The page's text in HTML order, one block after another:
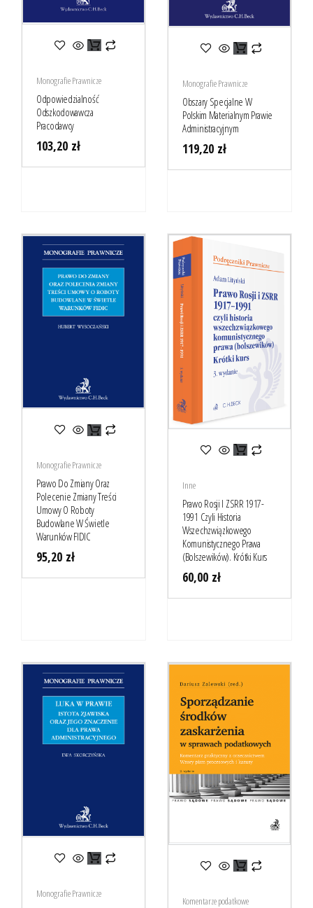
Monografie Prawnicze
Odpowiedzialność
Odszkodowawcza
Pracodawcy
103,20 zł
Monografie Prawnicze
Obszary Specjalne W
Polskim Materialnym Prawie
Administracyjnym
119,20 zł
Monografie Prawnicze
Prawo Do Zmiany Oraz
Polecenie Zmiany Treści
Umowy O Roboty
Budowlane W Świetle
Warunków FIDIC
95,20 zł
Inne
Prawo Rosji I ZSRR 1917-
1991 Czyli Historia
Wszechzwiązkowego
Komunistycznego Prawa
(bolszewików). Krótki Kurs
60,00 zł
Monografie Prawnicze
Komentarze podatkowe